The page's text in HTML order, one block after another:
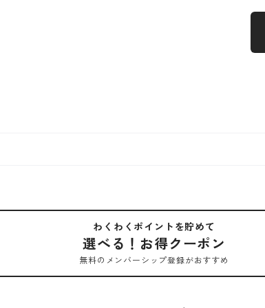
わくわくポイントを貯めて
選べる！お得クーポン
無料のメンバーシップ登録がおすすめ